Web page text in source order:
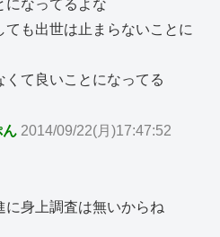
になってるよな
も出世は止まらないことに
て良いことになってる
ん 2014/09/22(月)17:47:52
に身上調査は無いからね